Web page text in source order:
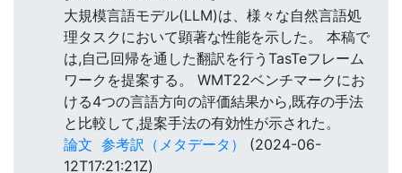
大規模言語モデル(LLM)は、様々な自然言語処
理タスクにおいて顕著な性能を示した。 本稿で
は,自己回帰を通した翻訳を行うTasTeフレーム
ワークを提案する。 WMT22ベンチマークにお
ける4つの言語方向の評価結果から,既存の手法
と比較して,提案手法の有効性が示された。
論文 参考訳（メタデータ）
(2024-06-
12T17:21:21Z)